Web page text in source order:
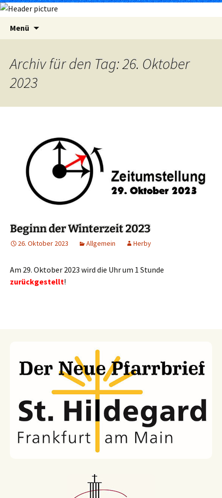
Menü
Archiv für den Tag: 26. Oktober
2023
Beginn der Winterzeit 2023
26. Oktober 2023 Allgemein Herby
Am 29. Oktober 2023 wird die Uhr um 1 Stunde
zurückgestellt!